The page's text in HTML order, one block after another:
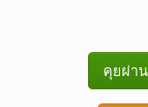
คุยผ่า